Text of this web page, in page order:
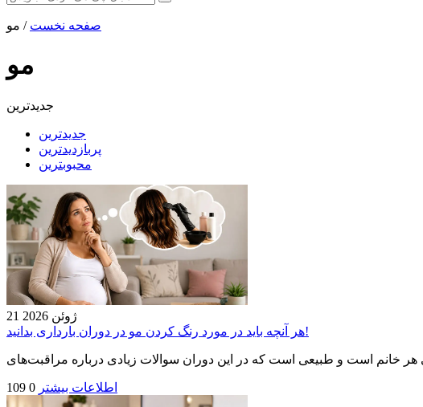
صفحه نخست / مو
مو
جدیدترین
جدیدترین
پربازدیدترین
محبوبترین
21 ژوئن 2026
هر آنچه باید در مورد رنگ کردن مو در دوران بارداری بدانید!
109 0 اطلاعات بیشتر